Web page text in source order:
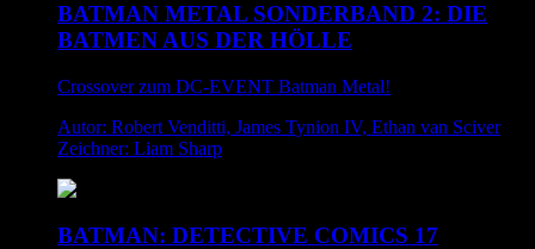
BATMAN METAL SONDERBAND 2: DIE
BATMEN AUS DER HÖLLE
Crossover zum DC-EVENT Batman Metal!
Autor: Robert Venditti, James Tynion IV, Ethan van Sciver
Zeichner: Liam Sharp
BATMAN: DETECTIVE COMICS 17